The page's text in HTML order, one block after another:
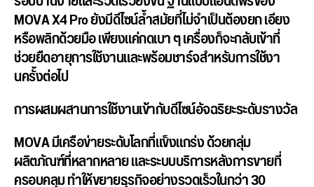
MOVA X4 Proยังมีดีไซน์ล้ำสมัยที่ไม่จำเป็นต้องยก เอียง
หรือพลิกด้วยมือ เพียงแค่กดเบา ๆ เครื่องก็จะกลับเข้าที่
ช่วยยืดอายุการใช้งานและพร้อมชาร์จสำหรับการใช้งา
นครั้งต่อไป
การผสมผสานการใช้งานเข้ากับดีไซน์อัจฉริยะระดับรางวัล
MOVA มีเครือข่ายระดับโลกที่แข็งแกร่ง ด้วยกลุ่ม
ผลิตภัณฑ์ที่หลากหลาย และระบบบริการหลังการขายที่
ครอบคลุม ทำให้ขยายธุรกิจอย่างรวดเร็วในกว่า 30